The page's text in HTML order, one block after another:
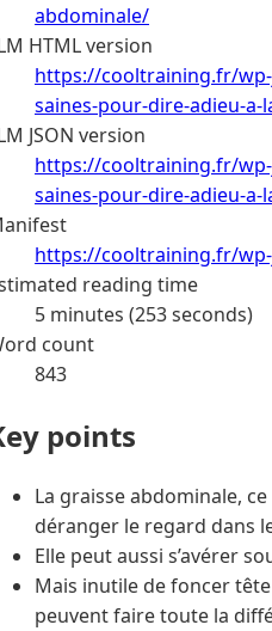
abdominale/
HTML version
https://cooltraining.fr/
saines-pour-dire-adieu-a-
JSON version
https://cooltraining.fr/
saines-pour-dire-adieu-
https://cooltraining.fr/
reading time
5 minutes (253 seconds)
count
843
points
La graisse abdominale,
déranger le regard dans
Elle peut aussi s’avérer
Mais inutile de foncer
peuvent faire toute la